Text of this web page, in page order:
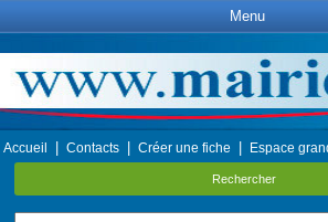
Menu
Accueil Contacts Créer une fiche Espace
Rechercher